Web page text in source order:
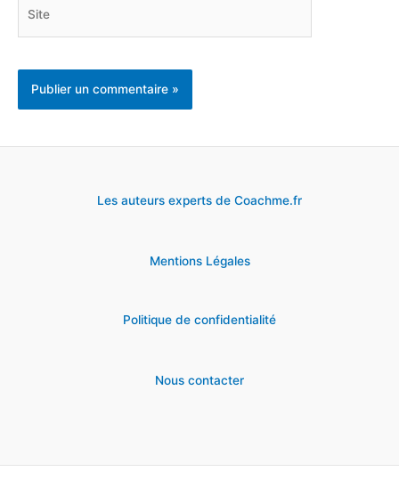
Les auteurs experts de Coachme.fr
Mentions Légales
Politique de confidentialité
Nous contacter